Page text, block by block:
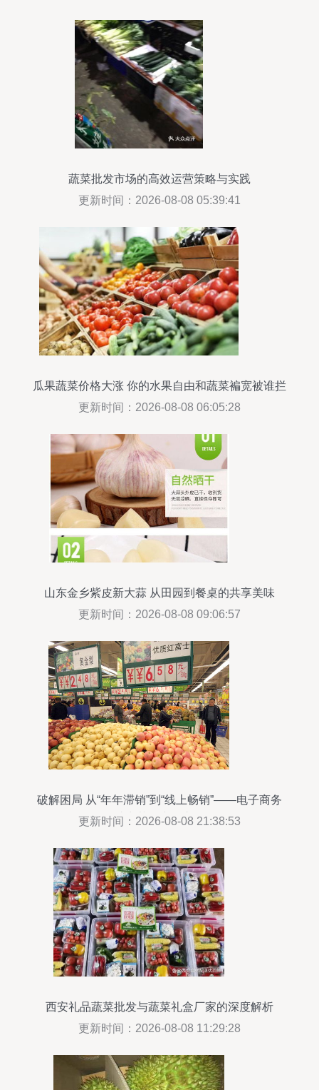
蔬菜批发市场的高效运营策略与实践
更新时间：2026-08-08 05:39:41
瓜果蔬菜价格大涨 你的水果自由和蔬菜褊宽被谁拦
住了？
更新时间：2026-08-08 06:05:28
山东金乡紫皮新大蒜 从田园到餐桌的共享美味
更新时间：2026-08-08 09:06:57
破解困局 从“年年滞销”到“线上畅销”——电子商务
助力菜农突围之路
更新时间：2026-08-08 21:38:53
西安礼品蔬菜批发与蔬菜礼盒厂家的深度解析
更新时间：2026-08-08 11:29:28